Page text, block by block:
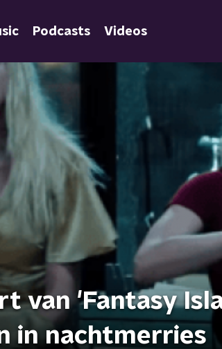
Podcasts Videos
van 'Fantasy
in nachtmerries